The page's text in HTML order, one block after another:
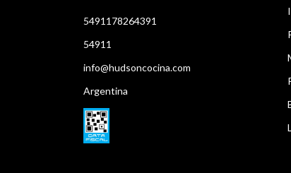
5491178264391
54911
info@hudsoncocina.com
Argentina